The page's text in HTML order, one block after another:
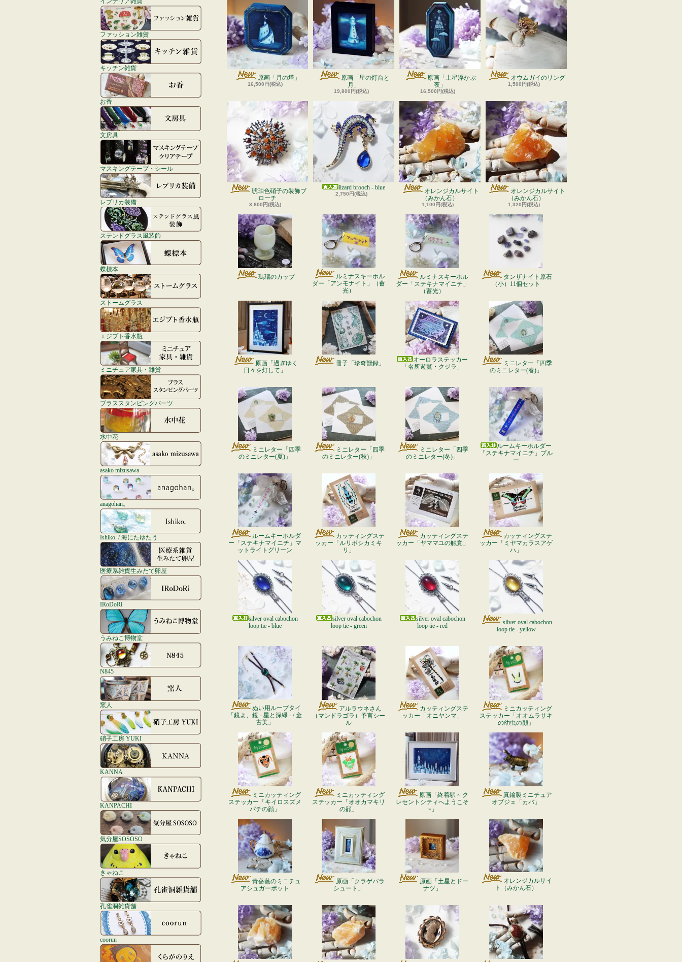
ファッション雑貨
キッチン雑貨
お香
文房具
マスキングテープ・シール
レプリカ装備
ステンドグラス風装飾
蝶標本
ストームグラス
エジプト香水瓶
ミニチュア家具・雑貨
ブラススタンピングパーツ
水中花
asako mizusawa
anagohan。
Ishiko. / 海にたゆたう
医療系雑貨生みたて卵屋
IRoDoRi
うみねこ博物堂
N845
窯人
硝子工房 YUKI
KANNA
KANPACHI
気分屋SOSOSO
きゃねこ
孔雀洞雑貨舗
coorun
原画「月の塔」
16,500円(税込)
原画「星の灯台と
月」
19,800円(税込)
原画「土星浮かぶ
夜」
16,500円(税込)
オウムガイのリング
1,500円(税込)
琥珀色硝子の装飾ブ
ローチ
3,800円(税込)
lizard brooch - blue
2,750円(税込)
オレンジカルサイト
（みかん石）
1,100円(税込)
オレンジカルサイト
（みかん石）
1,320円(税込)
瑪瑙のカップ
ルミナスキーホル
ダー「アンモナイト」（蓄
光）
ルミナスキーホル
ダー「ステキナマイニチ」
（蓄光）
タンザナイト原石
（小）11個セット
原画「過ぎゆく
日々を灯して」
冊子「珍奇獣録」
オーロラステッカー
「名所遊覧・クジラ」
ミニレター「四季
のミニレター(春)」
ミニレター「四季
のミニレター(夏)」
ミニレター「四季
のミニレター(秋)」
ミニレター「四季
のミニレター(冬)」
ルームキーホルダー
「ステキナマイニチ」ブル
ー
ルームキーホルダ
ー「ステキナマイニチ」マ
ットライトグリーン
カッティングステ
ッカー「ルリボシカミキ
リ」
カッティングステ
ッカー「ヤママユの触覚」
カッティングステ
ッカー「ミヤマカラスアゲ
ハ」
silver oval cabochon
loop tie - blue
silver oval cabochon
loop tie - green
silver oval cabochon
loop tie - red
silver oval cabochon
loop tie - yellow
ぬい用ループタイ
「鏡よ、鏡 - 星と深緑 - / 金
古美」
アルラウネさん
（マンドラゴラ）予言シー
ル
カッティングステ
ッカー「オニヤンマ」
ミニカッティング
ステッカー「オオムラサキ
の幼虫の顔」
ミニカッティング
ステッカー「キイロスズメ
バチの顔」
ミニカッティング
ステッカー「オオカマキリ
の顔」
原画「終着駅 ~ ク
レセントシティへようこそ
~」
真鍮製ミニチュア
オブジェ「カバ」
青薔薇のミニチュ
アシュガーポット
原画「クラゲパラ
シュート」
原画「土星とドー
ナツ」
オレンジカルサイ
ト（みかん石）